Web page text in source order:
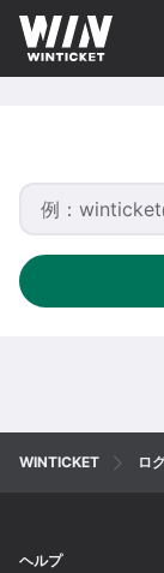
WINTICKET ロ
ヘルプ